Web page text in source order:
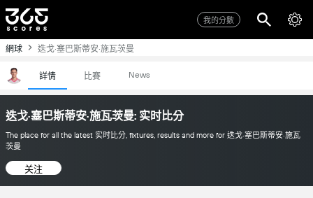
我的分數
網球 迭戈·塞巴斯蒂安·施瓦茨曼
詳情 比賽 News
迭戈·塞巴斯蒂安·施瓦茨曼: 实时比分
The place for all the latest 实时比分, fixtures, results and more for 迭戈·塞巴斯蒂安·施瓦
茨曼
关注